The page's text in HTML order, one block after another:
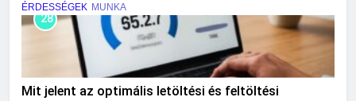
ÉRDESSÉGEK MUNKA
28
Mit jelent az optimális letöltési és feltöltési